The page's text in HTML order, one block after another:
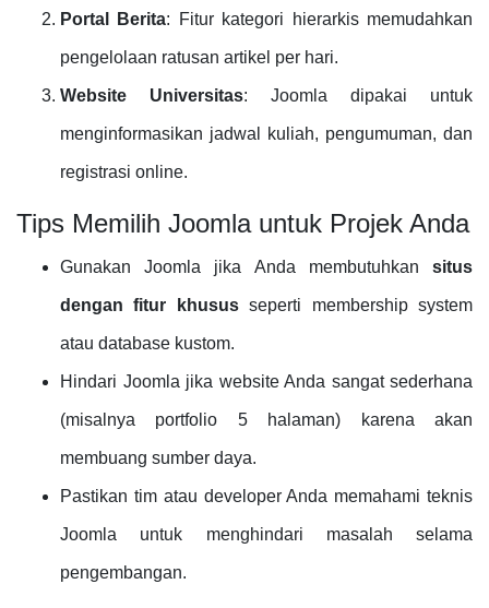
Portal Berita: Fitur kategori hierarkis memudahkan
pengelolaan ratusan artikel per hari.
Website Universitas: Joomla dipakai untuk
menginformasikan jadwal kuliah, pengumuman, dan
registrasi online.
Tips Memilih Joomla untuk Projek Anda
Gunakan Joomla jika Anda membutuhkan situs
dengan fitur khususseperti membership system
atau database kustom.
Hindari Joomla jika website Anda sangat sederhana
(misalnya portfolio 5 halaman) karena akan
membuang sumber daya.
Pastikan tim atau developer Anda memahami teknis
Joomla untuk menghindari masalah selama
pengembangan.